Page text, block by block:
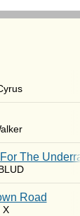
The
Road
X